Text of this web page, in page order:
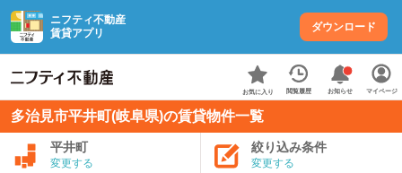
ニフティ不動産
賃貸アプリ
ダウンロード
お気に入り 閲覧履歴 お知らせ マイページ
多治見市平井町(岐阜県)の賃貸物件一覧
平井町
変更する
絞り込み条件
変更する